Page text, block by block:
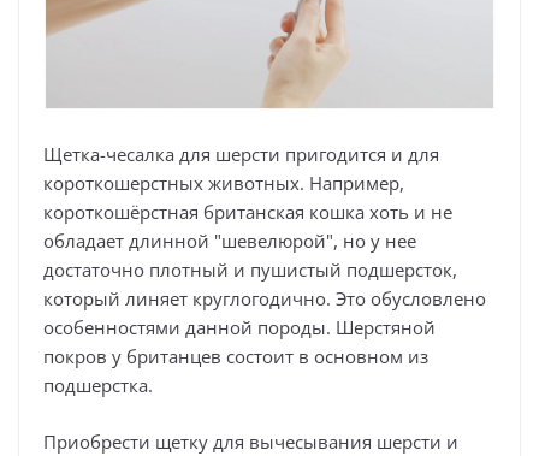
Щетка-чесалка для шерсти пригодится и для
короткошерстных животных. Например,
короткошёрстная британская кошка хоть и не
обладает длинной "шевелюрой", но у нее
достаточно плотный и пушистый подшерсток,
который линяет круглогодично. Это обусловлено
особенностями данной породы. Шерстяной
покров у британцев состоит в основном из
подшерстка.
Приобрести щетку для вычесывания шерсти и